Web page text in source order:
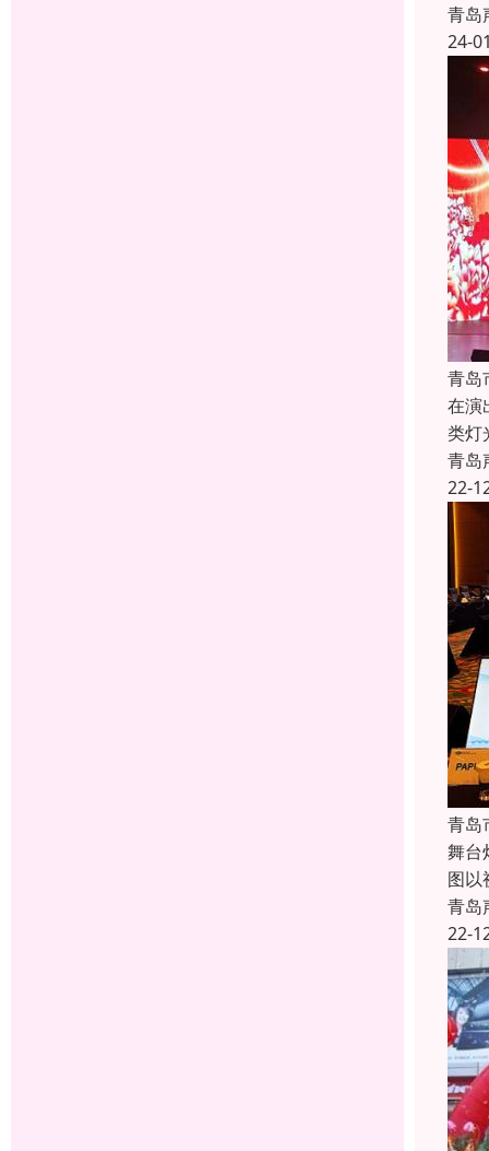
青岛
24-
青岛
在演
类灯
青岛
22-
青岛
舞台
图以
青岛
22-